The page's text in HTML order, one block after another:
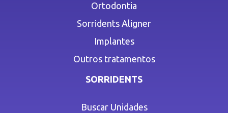
Ortodontia
Sorridents Aligner
Implantes
Outros tratamentos
SORRIDENTS
Buscar Unidades